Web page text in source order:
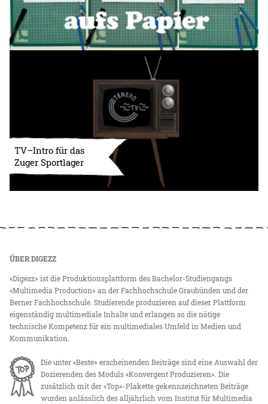
TV–Intro für das
Zuger Sportlager
ÜBER DIGEZZ
«Digezz» ist die Produktionsplattform des Bachelor-Studiengangs
«Multimedia Production» an der Fachhochschule Graubünden und der
Berner Fachhochschule. Studierende produzieren auf dieser Plattform
eigenständig multimediale Inhalte und erlangen so die nötige
technische Kompetenz für ein multimediales Umfeld in Medien und
Kommunikation.
Die unter «Beste» erscheinenden Beiträge sind eine Auswahl der
Dozierenden des Moduls «Konvergent Produzieren». Die
zusätzlich mit der «Top»-Plakette gekennzeichneten Beiträge
wurden anlässlich des alljährlich vom Institut für Multimedia